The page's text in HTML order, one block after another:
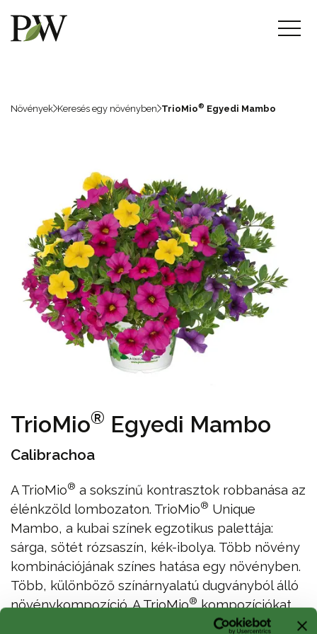
Növények Keresés egy növényben TrioMio® Egyedi Mambo
TrioMio® Egyedi Mambo
Calibrachoa
A TrioMio® a sokszínű kontrasztok robbanása az
élénkzöld lombozaton. TrioMio® Unique
Mambo, a kubai színek egzotikus palettája:
sárga, sötét rózsaszín, kék-ibolya. Több növény
kombinációjának színes hatása egy növényben.
Több, különböző színárnyalatú dugványból álló
növénykompozíció. A TrioMio®kompozíciókat
bőséges virágzás jellemzi, és jól illeszkednek